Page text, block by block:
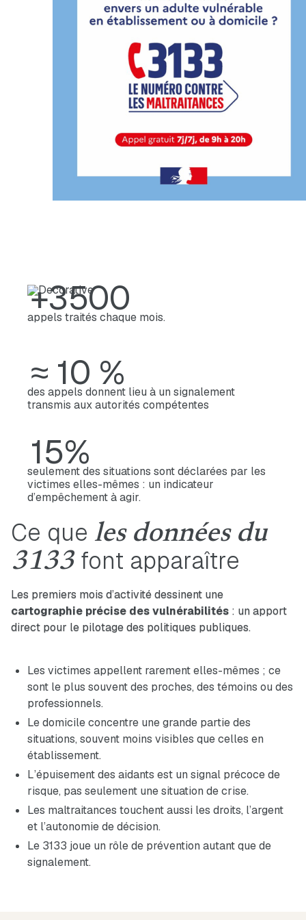
Ce que les données du
3133 font apparaître
Les premiers mois d’activité dessinent une
cartographie précise des vulnérabilités : un apport
direct pour le pilotage des politiques publiques.
Les victimes appellent rarement elles-mêmes ; ce
sont le plus souvent des proches, des témoins ou des
professionnels.
Le domicile concentre une grande partie des
situations, souvent moins visibles que celles en
établissement.
L’épuisement des aidants est un signal précoce de
risque, pas seulement une situation de crise.
Les maltraitances touchent aussi les droits, l’argent
et l’autonomie de décision.
Le 3133 joue un rôle de prévention autant que de
signalement.
+3500
appels traités chaque mois.
≈ 10 %
des appels donnent lieu à un signalement
transmis aux autorités compétentes
15%
seulement des situations sont déclarées par les
victimes elles-mêmes : un indicateur
d’empêchement à agir.